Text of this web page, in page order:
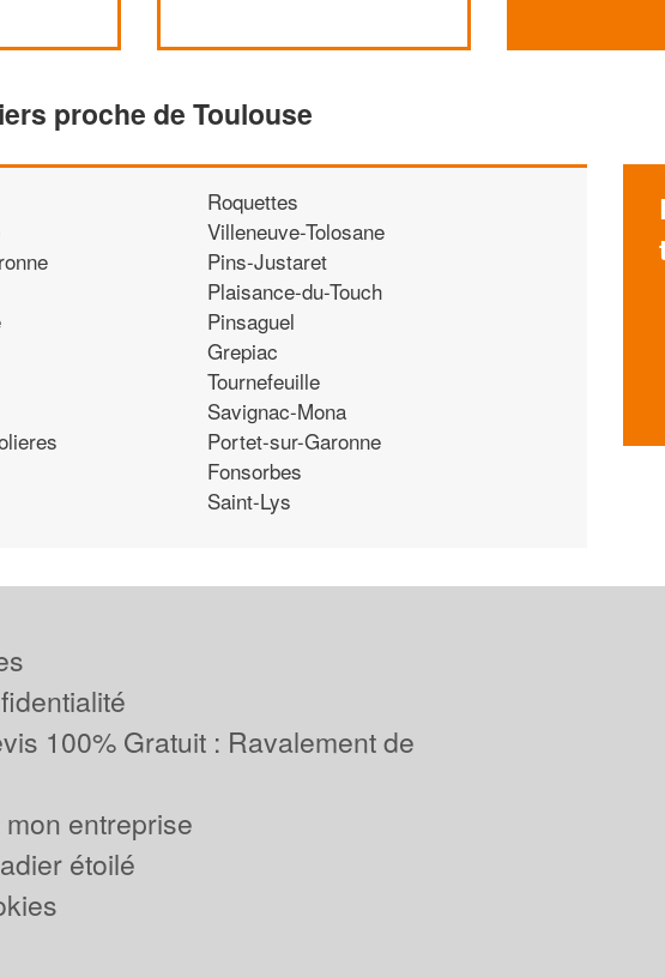
proche de Toulouse
Roquettes
Villeneuve-Tolosane
Pins-Justaret
Plaisance-du-Touch
Pinsaguel
Grepiac
Tournefeuille
Savignac-Mona
Portet-sur-Garonne
Fonsorbes
Saint-Lys
100% Gratuit : Ravalement de
entreprise
étoilé